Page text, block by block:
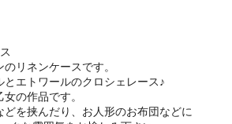
リネンケースです。
とエトワールのクロシェレース♪
の作品です。
どを挟んだり、お人形のお布団などに